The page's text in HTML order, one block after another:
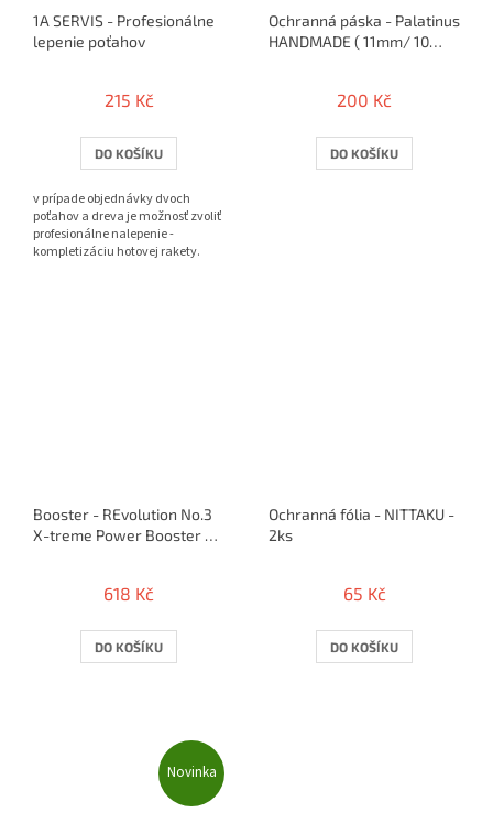
1A SERVIS - Profesionálne
lepenie poťahov
215 Kč
DO KOŠÍKU
v prípade objednávky dvoch
poťahov a dreva je možnosť zvoliť
profesionálne nalepenie -
kompletizáciu hotovej rakety.
Ochranná páska - Palatinus
HANDMADE ( 11mm/ 10
200 Kč
DO KOŠÍKU
Booster - REvolution No.3
X-treme Power Booster /
618 Kč
DO KOŠÍKU
Ochranná fólia - NITTAKU -
2ks
65 Kč
DO KOŠÍKU
Novinka